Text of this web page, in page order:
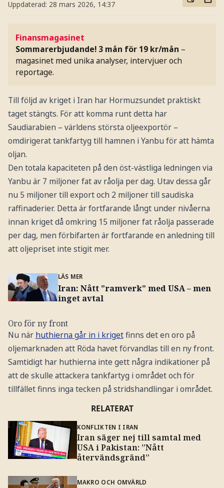
Uppdaterad: 28 mars 2026, 14:37
Finansmagasinet
Sommarerbjudande! 3 mån för 19 kr/mån –
magasinet med unika analyser, intervjuer och
reportage.
Till följd av kriget i Iran har Hormuzsundet praktiskt
taget stängts. För att komma runt detta har
Saudiarabien – världens största oljeexportör –
omdirigerat tankfartyg till hamnen i Yanbu för att hämta
oljan.
Den totala kapaciteten på den öst-västliga ledningen via
Yanbu är 7 miljoner fat av råolja per dag. Utav dessa går
nu 5 miljoner till export och 2 miljoner till saudiska
raffinaderier. Detta är fortfarande långt under nivåerna
innan kriget då omkring 15 miljoner fat råolja passerade
per dag, men förbifarten är fortfarande en anledning till
att oljepriset inte stigit mer.
LÄS MER
Iran: Nått ”ramverk” med USA – men
inget avtal
Oro för ny front
Nu när huthierna går in i krigetfinns det en oro på
oljemarknaden att Röda havet förvandlas till en ny front.
Samtidigt har huthierna inte gett några indikationer på
att de skulle attackera tankfartyg i området och för
tillfället finns inga tecken på stridshandlingar i området.
RELATERAT
KONFLIKTEN I IRAN
Iran säger nej till samtal med
USA i Pakistan: ”Nått
återvändsgränd”
MAKRO OCH OMVÄRLD